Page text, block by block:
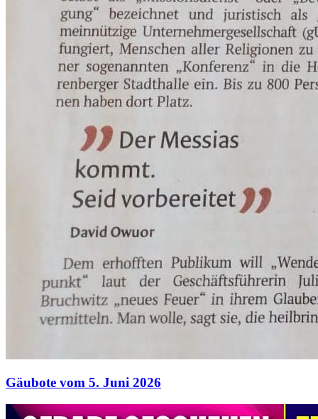
Gäubote vom 5. Juni 2026